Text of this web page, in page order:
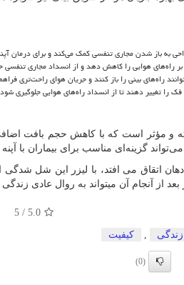
به باز شدن مجاری تنفسی کمک می‌کند و برای درمان
راه‌های هوایی را کاهش دهد و از انسداد مجاری تنفسی
راه‌های بینی را باز کنند و جریان هوای راحت‌تری
را تغییر دهند تا از انسداد راه‌های هوایی جلوگیری
و مؤثر است که با کاهش حجم بافت اضافی
گزینه‌ای مناسب برای بیماران با
می افتد، با لیزر این شل شدگی
از آنجام آن میتواند به روال عادی زندگی
5.0
/
5
زندگی كیفیت
(0)